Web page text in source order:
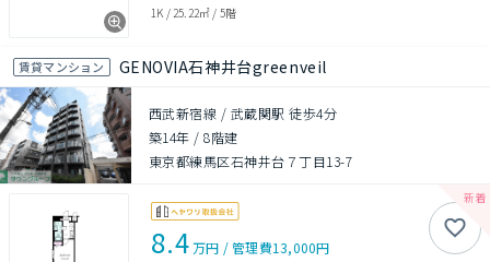
1K / 25.22㎡ / 5階
賃貸マンション GENOVIA石神井台greenveil
西武新宿線 / 武蔵関駅 徒歩4分
築14年 /8階建
東京都練馬区石神井台７丁目13-7
8.4万円 /管理費13,000円